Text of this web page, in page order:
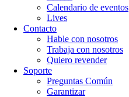
Calendario de eventos
Lives
Contacto
Hable con nosotros
Trabaja con nosotros
Quiero revender
Soporte
Preguntas Común
Garantizar